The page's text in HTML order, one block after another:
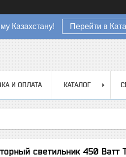
Казахстану! Перейти в
И ОПЛАТА КАТАЛОГ
светильник 450 Ватт